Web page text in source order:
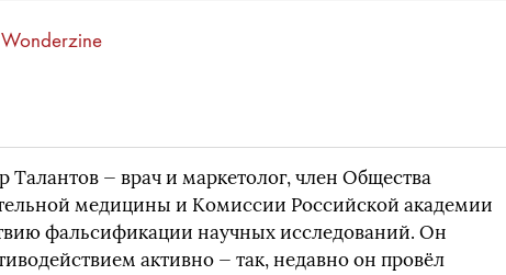
Wonderzine
Талантов — врач и маркетолог, член Общества
медицины и Комиссии Российской академии
фальсификации научных исследований. Он
активно — так, недавно он провёл